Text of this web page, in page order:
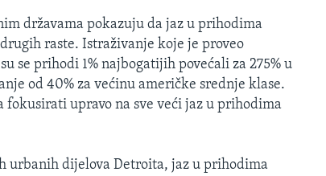
državama pokazuju da jaz u prihodima
raste. Istraživanje koje je proveo
se prihodi 1% najbogatijih povećali za 275% u
od 40% za većinu američke srednje klase.
fokusirati upravo na sve veći jaz u prihodima
urbanih dijelova Detroita, jaz u prihodima